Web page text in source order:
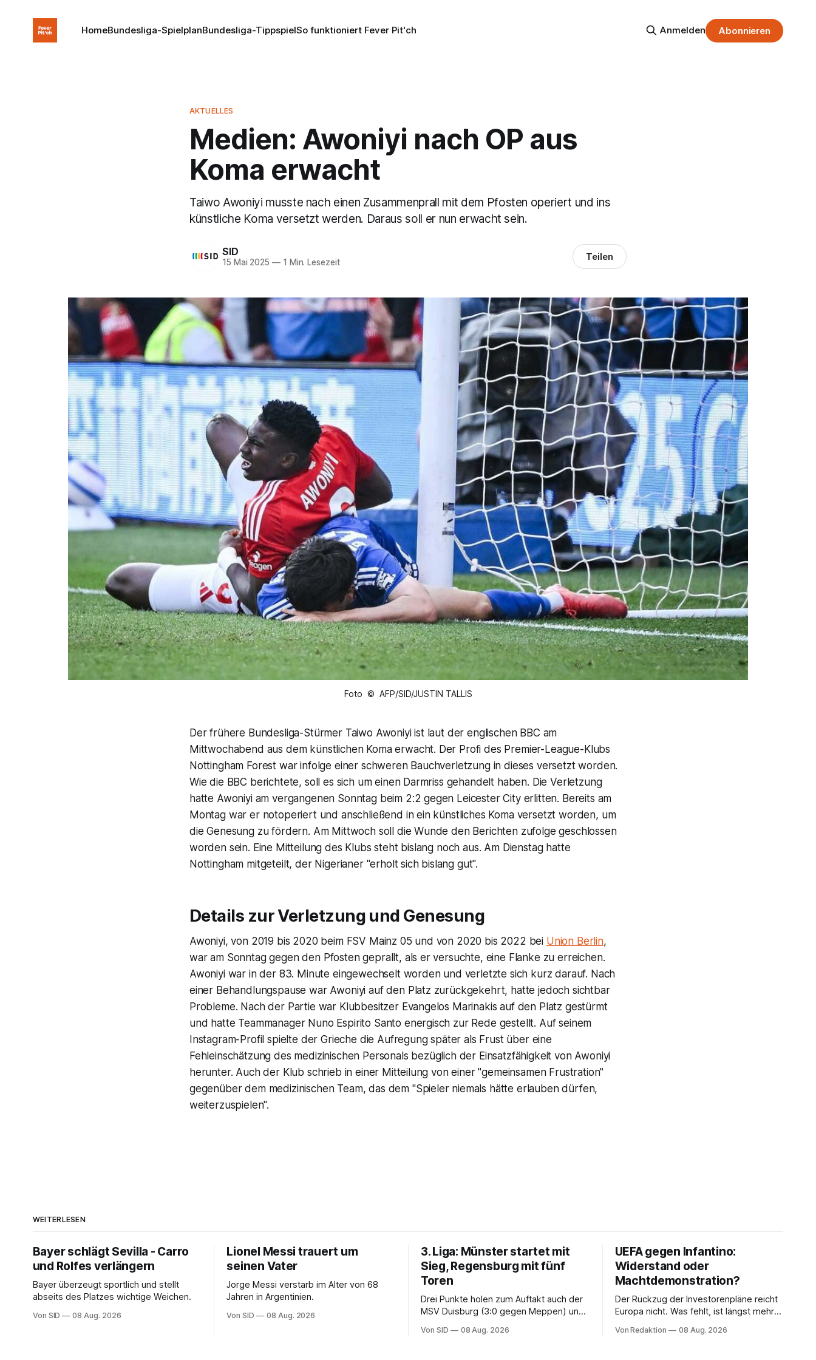
HomeBundesliga-SpielplanBundesliga-TippspielSo funktioniert Fever Pit'ch Anmelden Abonnieren
AKTUELLES
Medien: Awoniyi nach OP aus
Koma erwacht
Taiwo Awoniyi musste nach einen Zusammenprall mit dem Pfosten operiert und ins
künstliche Koma versetzt werden. Daraus soll er nun erwacht sein.
SID
15 Mai 2025 —1 Min. Lesezeit Teilen
Foto © AFP/SID/JUSTIN TALLIS
Der frühere Bundesliga-Stürmer Taiwo Awoniyi ist laut der englischen BBC am
Mittwochabend aus dem künstlichen Koma erwacht. Der Profi des Premier-League-Klubs
Nottingham Forest war infolge einer schweren Bauchverletzung in dieses versetzt worden.
Wie die BBC berichtete, soll es sich um einen Darmriss gehandelt haben. Die Verletzung
hatte Awoniyi am vergangenen Sonntag beim 2:2 gegen Leicester City erlitten. Bereits am
Montag war er notoperiert und anschließend in ein künstliches Koma versetzt worden, um
die Genesung zu fördern. Am Mittwoch soll die Wunde den Berichten zufolge geschlossen
worden sein. Eine Mitteilung des Klubs steht bislang noch aus. Am Dienstag hatte
Nottingham mitgeteilt, der Nigerianer "erholt sich bislang gut".
Details zur Verletzung und Genesung
Awoniyi, von 2019 bis 2020 beim FSV Mainz 05 und von 2020 bis 2022 bei Union Berlin,
war am Sonntag gegen den Pfosten geprallt, als er versuchte, eine Flanke zu erreichen.
Awoniyi war in der 83. Minute eingewechselt worden und verletzte sich kurz darauf. Nach
einer Behandlungspause war Awoniyi auf den Platz zurückgekehrt, hatte jedoch sichtbar
Probleme. Nach der Partie war Klubbesitzer Evangelos Marinakis auf den Platz gestürmt
und hatte Teammanager Nuno Espirito Santo energisch zur Rede gestellt. Auf seinem
Instagram-Profil spielte der Grieche die Aufregung später als Frust über eine
Fehleinschätzung des medizinischen Personals bezüglich der Einsatzfähigkeit von Awoniyi
herunter. Auch der Klub schrieb in einer Mitteilung von einer "gemeinsamen Frustration"
gegenüber dem medizinischen Team, das dem "Spieler niemals hätte erlauben dürfen,
weiterzuspielen".
WEITERLESEN
Bayer schlägt Sevilla - Carro
und Rolfes verlängern
Bayer überzeugt sportlich und stellt
abseits des Platzes wichtige Weichen.
Von SID 08 Aug. 2026
Lionel Messi trauert um
seinen Vater
Jorge Messi verstarb im Alter von 68
Jahren in Argentinien.
Von SID 08 Aug. 2026
3. Liga: Münster startet mit
Sieg, Regensburg mit fünf
Toren
Drei Punkte holen zum Auftakt auch der
MSV Duisburg (3:0 gegen Meppen) und
Von SID 08 Aug. 2026
UEFA gegen Infantino:
Widerstand oder
Machtdemonstration?
Der Rückzug der Investorenpläne reicht
Europa nicht. Was fehlt, ist längst mehr
einzelnen Mannes
Von Redaktion 08 Aug. 2026